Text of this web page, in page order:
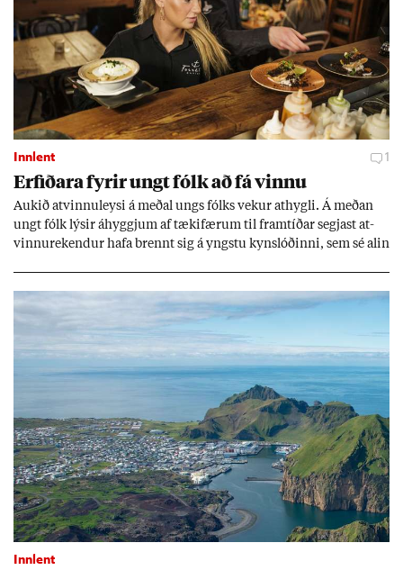
Innlent 1
Erf­ið­ara fyr­ir ungt fólk að fá vinnu
Auk­ið at­vinnu­leysi á með­al ungs fólks vek­ur at­hygli. Á með­an
ungt fólk lýs­ir áhyggj­um af tæki­fær­um til fram­tíð­ar segj­ast at­
vinnu­rek­end­ur hafa brennt sig á yngstu kyn­slóð­inni, sem sé al­in
Innlent